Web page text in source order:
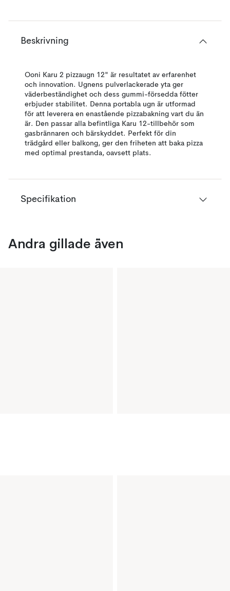
Beskrivning
Ooni Karu 2 pizzaugn 12" är resultatet av erfarenhet
och innovation. Ugnens pulverlackerade yta ger
väderbeständighet och dess gummi-försedda fötter
erbjuder stabilitet. Denna portabla ugn är utformad
för att leverera en enastående pizzabakning vart du än
är. Den passar alla befintliga Karu 12-tillbehör som
gasbrännaren och bärskyddet. Perfekt för din
trädgård eller balkong, ger den friheten att baka pizza
med optimal prestanda, oavsett plats.
Specifikation
Andra gillade även